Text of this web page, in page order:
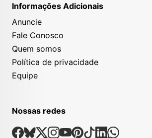
Informações Adicionais
Anuncie
Fale Conosco
Quem somos
Política de privacidade
Equipe
Nossas redes
Nossas Redes Sociais
Facebook
Bsky
X Instagram
Youtube
Pinterest
TiktokLinkedin
Whatsapp